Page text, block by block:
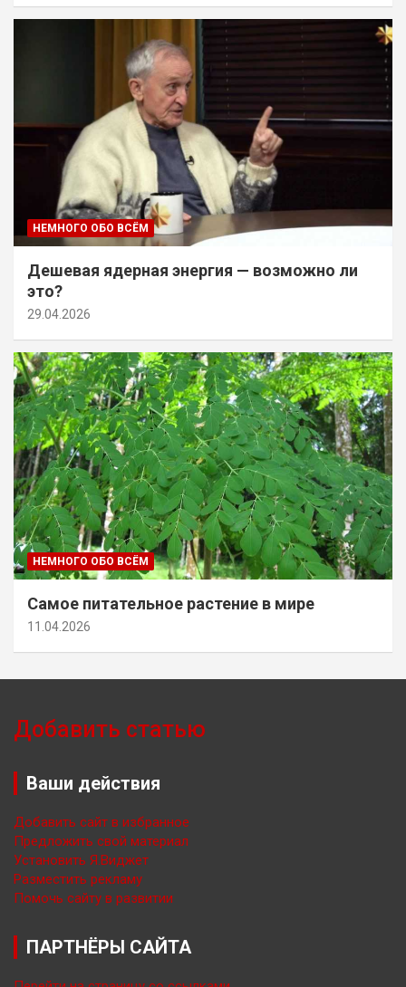
НЕМНОГО ОБО ВСЁМ
Дешевая ядерная энергия — возможно ли
это?
29.04.2026
НЕМНОГО ОБО ВСЁМ
Самое питательное растение в мире
11.04.2026
Добавить статью
Ваши действия
Добавить сайт в избранное
Предложить свой материал
Установить Я.Виджет
Разместить рекламу
Помочь сайту в развитии
ПАРТНЁРЫ САЙТА